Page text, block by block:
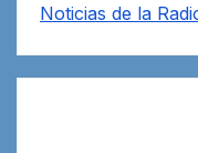
Noticias de la